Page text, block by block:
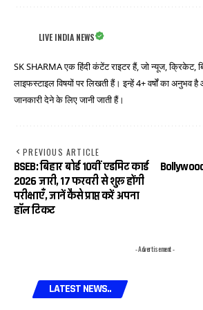
LIVE INDIA NEWS
SK SHARMA एक हिंदी कंटेंट राइटर हैं, जो न्यूज,
लाइफस्टाइल विषयों पर लिखती हैं। इन्हें 4+ वर्षों का अनुभव
जानकारी देने के लिए जानी जाती हैं।
PREVIOUS ARTICLE
BSEB: बिहार बोर्ड 10वीं एडमिट कार्ड
2026 जारी, 17 फरवरी से शुरू होंगी
परीक्षाएँ, जानें कैसे प्राप्त करें अपना
हॉल टिकट
- Advertisement -
LATEST NEWS..